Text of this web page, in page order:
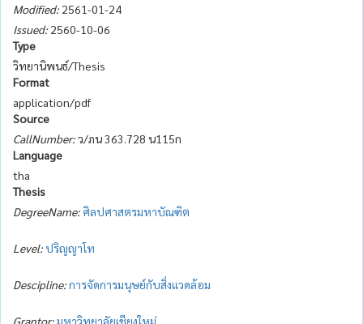
Modified: 2561-01-24
Issued: 2560-10-06
Type
วิทยานิพนธ์/Thesis
Format
application/pdf
Source
CallNumber:ว/ภน 363.728 น115ก
Language
tha
Thesis
DegreeName: ศิลปศาสตรมหาบัณฑิต
Level:ปริญญาโท
Descipline:การจัดการมนุษย์กับสิ่งแวดล้อม
Grantor:มหาวิทยาลัยเชียงใหม่